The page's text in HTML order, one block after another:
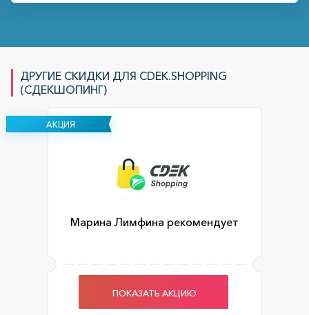
ДРУГИЕ СКИДКИ ДЛЯ CDEK.SHOPPING
(СДЕКШОПИНГ)
АКЦИЯ
Марина Лимфина рекомендует
ПОКАЗАТЬ АКЦИЮ